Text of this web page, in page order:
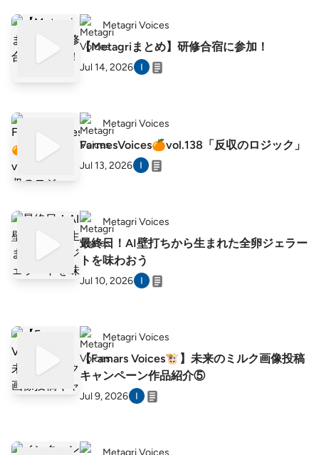
Metagri Voices
【Metagriまとめ】研修合宿に参加！
Jul 14, 2026
Metagri Voices
FarmesVoices🍊vol.138「反収のロジック」
Jul 13, 2026
Metagri Voices
最終日！AI壁打ちから生まれた全卵ジェラー
トを味わおう
Jul 10, 2026
Metagri Voices
【Famars Voices🐮】未来のミルク画像投稿
キャンペーン作品紹介⑤
Jul 9, 2026
Metagri Voices